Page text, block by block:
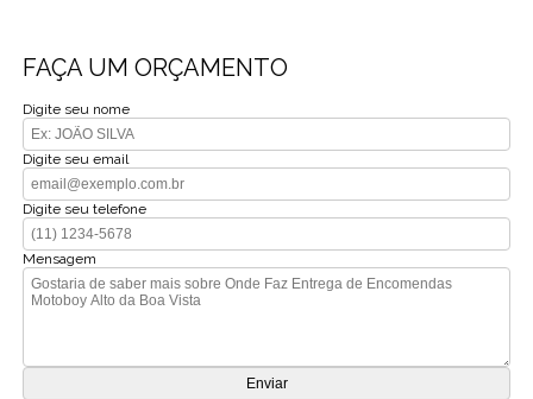
FAÇA UM ORÇAMENTO
Digite seu nome
Digite seu email
Digite seu telefone
Mensagem